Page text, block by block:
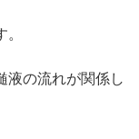
液の流れが関係し